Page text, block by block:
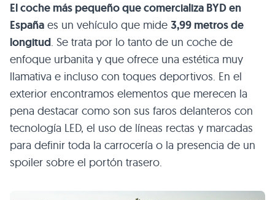
El coche más pequeño que comercializa BYD en
España es un vehículo que mide 3,99 metros de
longitud. Se trata por lo tanto de un coche de
enfoque urbanita y que ofrece una estética muy
llamativa e incluso con toques deportivos. En el
exterior encontramos elementos que merecen la
pena destacar como son sus faros delanteros con
tecnología LED, el uso de líneas rectas y marcadas
para definir toda la carrocería o la presencia de un
spoiler sobre el portón trasero.